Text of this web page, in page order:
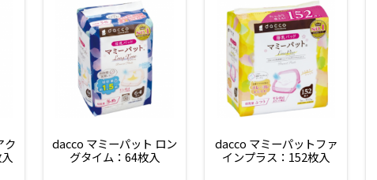
ク
dacco マミーパット ロン
グタイム：64枚入
dacco マミーパットファ
インプラス：152枚入